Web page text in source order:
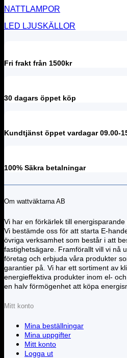
NATTLAMPOR
LED LJUSKÄLLOR
Fri frakt från 1500kr
30 dagars öppet köp
Kundtjänst öppet vardagar 09.00-
100% Säkra betalningar
Om wattväktarna AB
Vi har en förkärlek till
Vi bestämde oss för att starta E-
övriga verksamhet som består i att
fastighetsägare. Framförallt vill vi nå
företag och erbjuda våra produkter
garantier på. Vi har ett sortiment av
energieffektiva produkter inom el-
en halv förmögenhet att köpa
Mitt konto
Mina beställningar
Mina uppgifter
Mitt konto
Logga ut